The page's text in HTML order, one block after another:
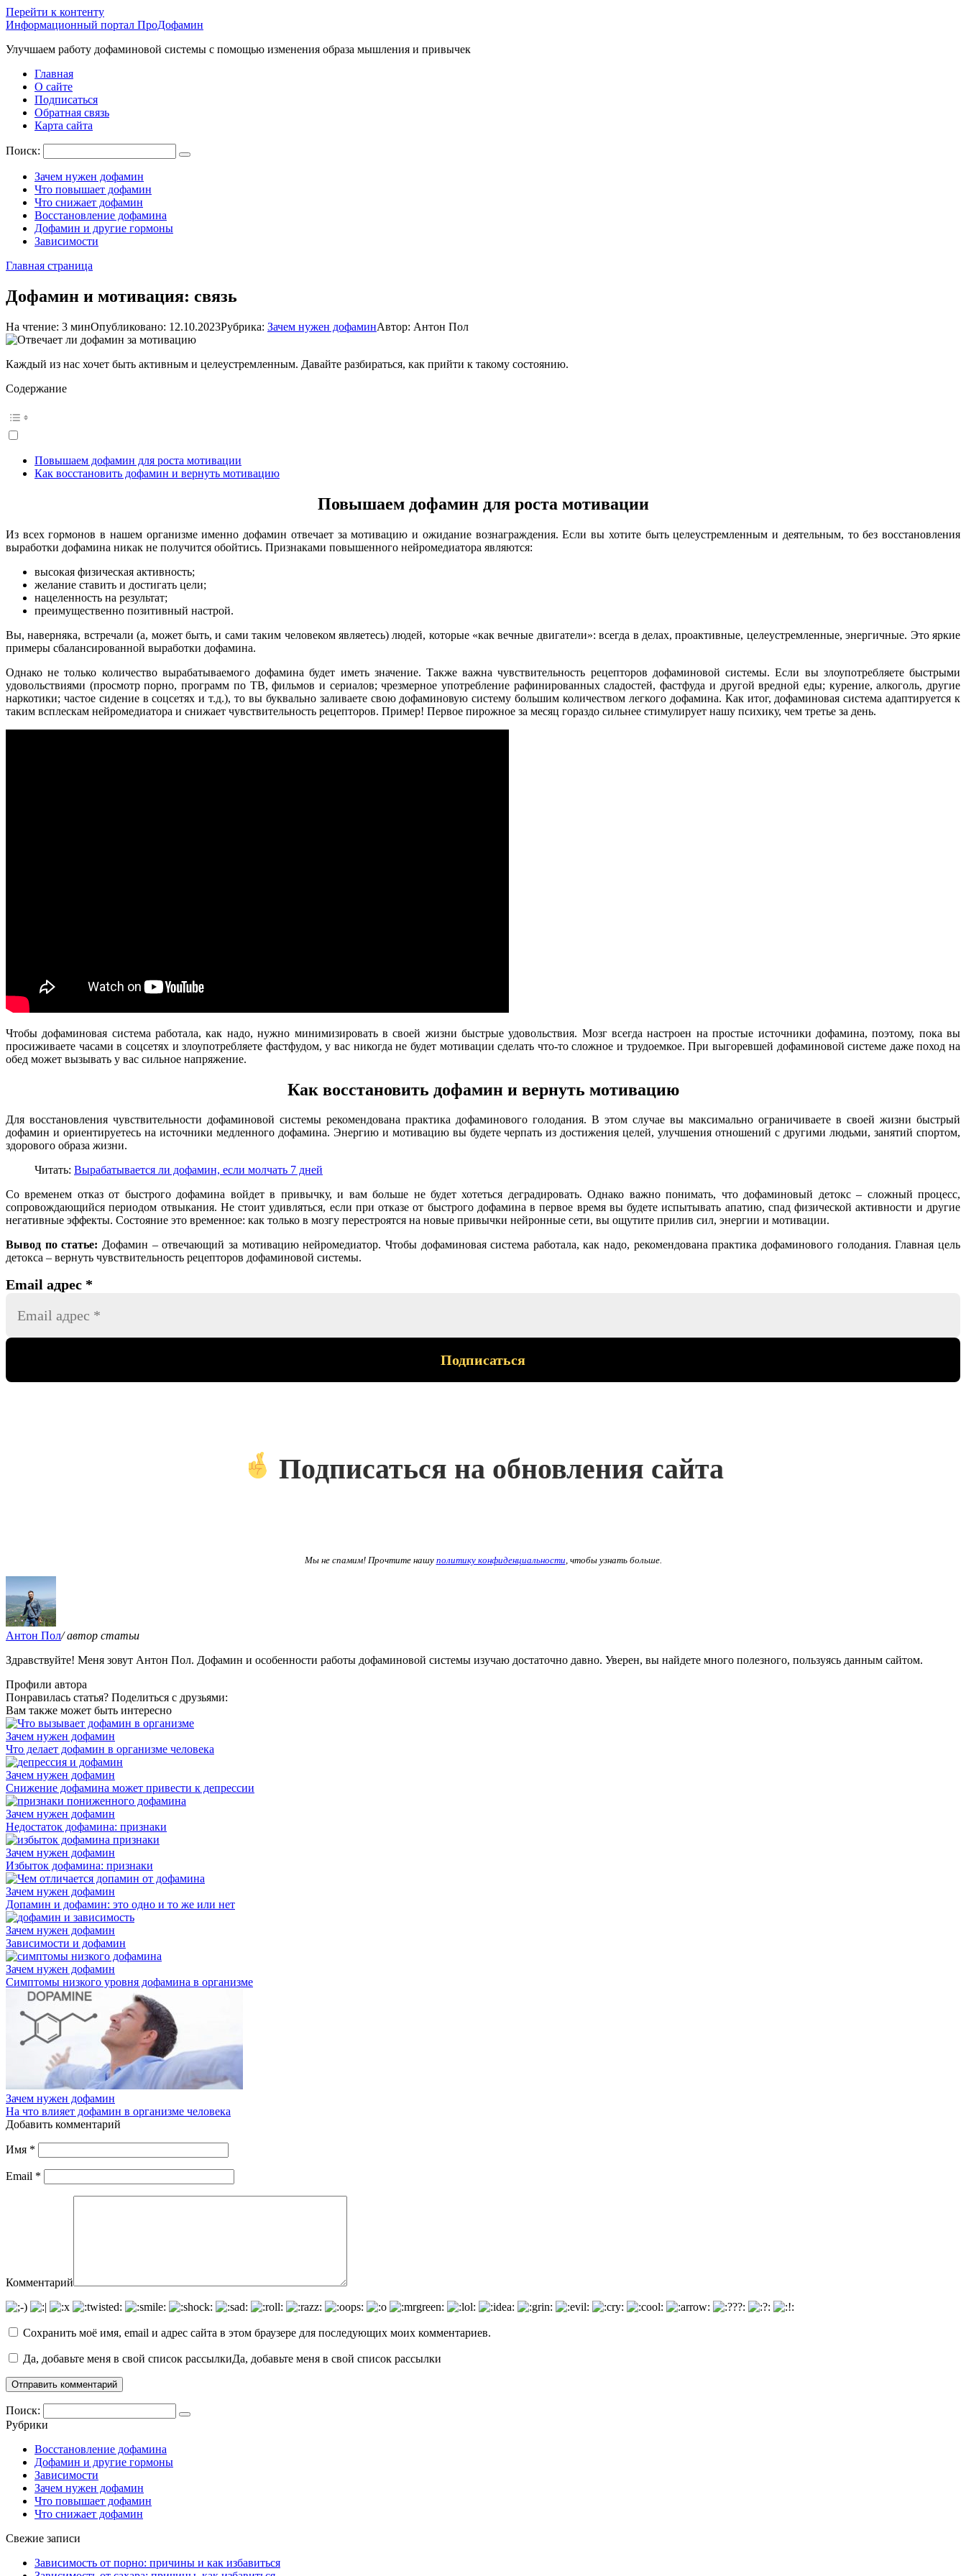
Перейти к контенту
Информационный портал ПроДофамин
Улучшаем работу дофаминовой системы с помощью изменения образа мышления и привычек
Главная
О сайте
Подписаться
Обратная связь
Карта сайта
Поиск:
Зачем нужен дофамин
Что повышает дофамин
Что снижает дофамин
Восстановление дофамина
Дофамин и другие гормоны
Зависимости
Главная страница
Дофамин и мотивация: связь
На чтение: 3 минОпубликовано: 12.10.2023Рубрика: Зачем нужен дофаминАвтор: Антон Пол
Каждый из нас хочет быть активным и целеустремленным. Давайте разбираться, как прийти к такому состоянию.
Содержание
Повышаем дофамин для роста мотивации
Как восстановить дофамин и вернуть мотивацию
Повышаем дофамин для роста мотивации
Из всех гормонов в нашем организме именно дофамин отвечает за мотивацию и ожидание вознаграждения. Если вы хотите быть целеустремленным и деятельным, то без восстановления
выработки дофамина никак не получится обойтись. Признаками повышенного нейромедиатора являются:
высокая физическая активность;
желание ставить и достигать цели;
нацеленность на результат;
преимущественно позитивный настрой.
Вы, наверняка, встречали (а, может быть, и сами таким человеком являетесь) людей, которые «как вечные двигатели»: всегда в делах, проактивные, целеустремленные, энергичные. Это яркие
примеры сбалансированной выработки дофамина.
Однако не только количество вырабатываемого дофамина будет иметь значение. Также важна чувствительность рецепторов дофаминовой системы. Если вы злоупотребляете быстрыми
удовольствиями (просмотр порно, программ по ТВ, фильмов и сериалов; чрезмерное употребление рафинированных сладостей, фастфуда и другой вредной еды; курение, алкоголь, другие
наркотики; частое сидение в соцсетях и т.д.), то вы буквально заливаете свою дофаминовую систему большим количеством легкого дофамина. Как итог, дофаминовая система адаптируется к
таким всплескам нейромедиатора и снижает чувствительность рецепторов. Пример! Первое пирожное за месяц гораздо сильнее стимулирует нашу психику, чем третье за день.
Чтобы дофаминовая система работала, как надо, нужно минимизировать в своей жизни быстрые удовольствия. Мозг всегда настроен на простые источники дофамина, поэтому, пока вы
просиживаете часами в соцсетях и злоупотребляете фастфудом, у вас никогда не будет мотивации сделать что-то сложное и трудоемкое. При выгоревшей дофаминовой системе даже поход на
обед может вызывать у вас сильное напряжение.
Как восстановить дофамин и вернуть мотивацию
Для восстановления чувствительности дофаминовой системы рекомендована практика дофаминового голодания. В этом случае вы максимально ограничиваете в своей жизни быстрый
дофамин и ориентируетесь на источники медленного дофамина. Энергию и мотивацию вы будете черпать из достижения целей, улучшения отношений с другими людьми, занятий спортом,
здорового образа жизни.
Читать: Вырабатывается ли дофамин, если молчать 7 дней
Со временем отказ от быстрого дофамина войдет в привычку, и вам больше не будет хотеться деградировать. Однако важно понимать, что дофаминовый детокс – сложный процесс,
сопровождающийся периодом отвыкания. Не стоит удивляться, если при отказе от быстрого дофамина в первое время вы будете испытывать апатию, спад физической активности и другие
негативные эффекты. Состояние это временное: как только в мозгу перестроятся на новые привычки нейронные сети, вы ощутите прилив сил, энергии и мотивации.
Вывод по статье: Дофамин – отвечающий за мотивацию нейромедиатор. Чтобы дофаминовая система работала, как надо, рекомендована практика дофаминового голодания. Главная цель
детокса – вернуть чувствительность рецепторов дофаминовой системы.
Email адрес *
Подписаться на обновления сайта
Мы не спамим! Прочтите нашу политику конфиденциальности , чтобы узнать больше.
Антон Пол/ автор статьи
Здравствуйте! Меня зовут Антон Пол. Дофамин и особенности работы дофаминовой системы изучаю достаточно давно. Уверен, вы найдете много полезного, пользуясь данным сайтом.
Профили автора
Понравилась статья? Поделиться с друзьями:
Вам также может быть интересно
Зачем нужен дофамин
Что делает дофамин в организме человека
Зачем нужен дофамин
Снижение дофамина может привести к депрессии
Зачем нужен дофамин
Недостаток дофамина: признаки
Зачем нужен дофамин
Избыток дофамина: признаки
Зачем нужен дофамин
Допамин и дофамин: это одно и то же или нет
Зачем нужен дофамин
Зависимости и дофамин
Зачем нужен дофамин
Симптомы низкого уровня дофамина в организме
Зачем нужен дофамин
На что влияет дофамин в организме человека
Добавить комментарий
Имя *
Email *
Комментарий
Сохранить моё имя, email и адрес сайта в этом браузере для последующих моих комментариев.
Да, добавьте меня в свой список рассылкиДа, добавьте меня в свой список рассылки
Поиск:
Рубрики
Восстановление дофамина
Дофамин и другие гормоны
Зависимости
Зачем нужен дофамин
Что повышает дофамин
Что снижает дофамин
Свежие записи
Зависимость от порно: причины и как избавиться